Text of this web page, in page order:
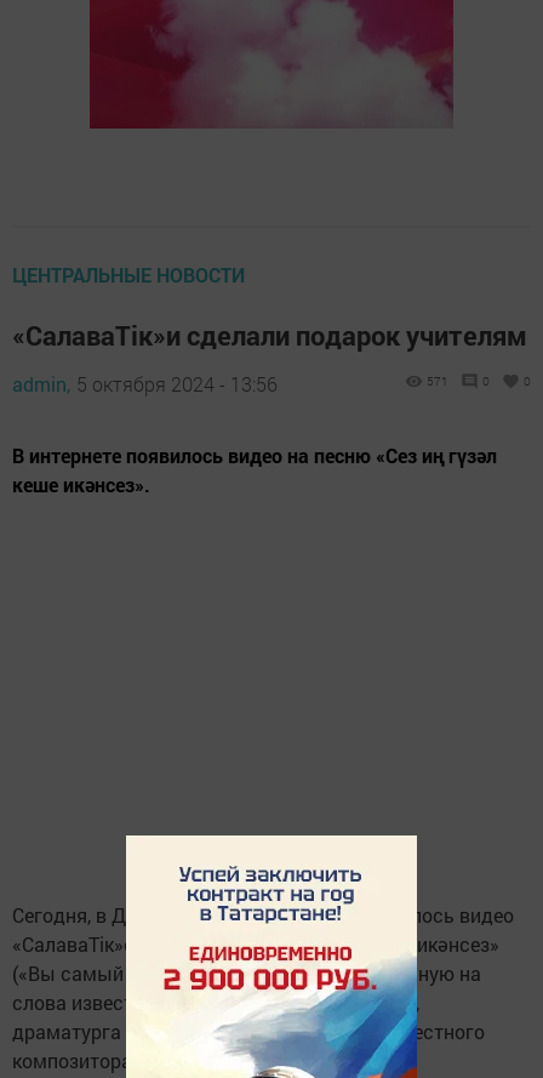
ЦЕНТРАЛЬНЫЕ НОВОСТИ
«СалаваТік»и сделали подарок учителям
admin, 5 октября 2024 - 13:56 571 0 0
В интернете появилось видео на песню «Сез иң гүзәл
кеше икәнсез».
Сегодня, в День учителя, в интернете появилось видео
«СалаваТік»ов на песню «Сез иң гүзәл кеше икәнсез»
(«Вы самый прекрасный человек»), написанную на
слова известного поэта, писателя-прозаика,
драматурга Фаниса Яруллина и музыку известного
композитора Ахмета Хайрутдинова.